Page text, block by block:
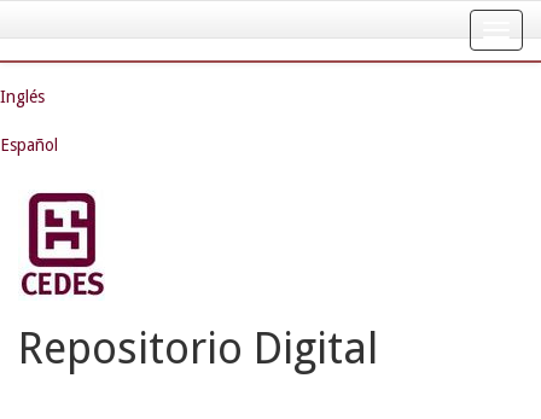
navigation
Inglés
Español
Repositorio Digital